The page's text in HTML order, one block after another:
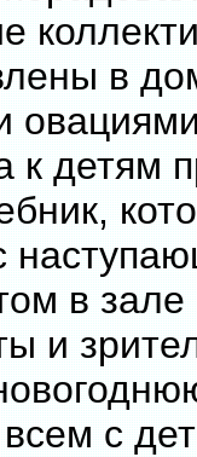
в
к детям
в
и
с